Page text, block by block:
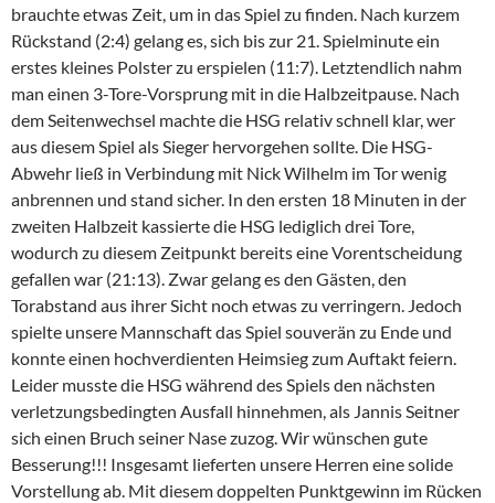
brauchte etwas Zeit, um in das Spiel zu finden. Nach kurzem
Rückstand (2:4) gelang es, sich bis zur 21. Spielminute ein
erstes kleines Polster zu erspielen (11:7). Letztendlich nahm
man einen 3-Tore-Vorsprung mit in die Halbzeitpause. Nach
dem Seitenwechsel machte die HSG relativ schnell klar, wer
aus diesem Spiel als Sieger hervorgehen sollte. Die HSG-
Abwehr ließ in Verbindung mit Nick Wilhelm im Tor wenig
anbrennen und stand sicher. In den ersten 18 Minuten in der
zweiten Halbzeit kassierte die HSG lediglich drei Tore,
wodurch zu diesem Zeitpunkt bereits eine Vorentscheidung
gefallen war (21:13). Zwar gelang es den Gästen, den
Torabstand aus ihrer Sicht noch etwas zu verringern. Jedoch
spielte unsere Mannschaft das Spiel souverän zu Ende und
konnte einen hochverdienten Heimsieg zum Auftakt feiern.
Leider musste die HSG während des Spiels den nächsten
verletzungsbedingten Ausfall hinnehmen, als Jannis Seitner
sich einen Bruch seiner Nase zuzog. Wir wünschen gute
Besserung!!! Insgesamt lieferten unsere Herren eine solide
Vorstellung ab. Mit diesem doppelten Punktgewinn im Rücken